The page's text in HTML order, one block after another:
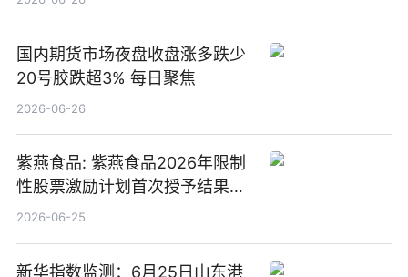
国内期货市场夜盘收盘涨多跌少
20号胶跌超3% 每日聚焦
2026-06-26
紫燕食品: 紫燕食品2026年限制
性股票激励计划首次授予结果公
告-微资讯
2026-06-25
新华指数监测：6月25日山东港